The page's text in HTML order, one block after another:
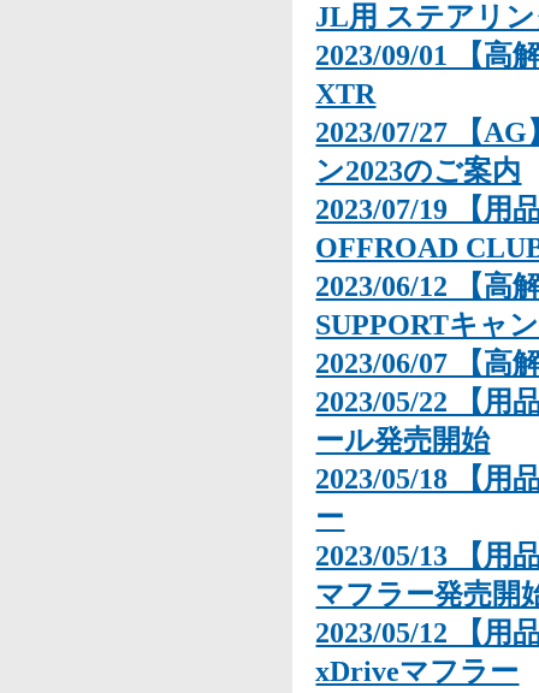
JL用 ステアリ
2023/09/01 【高
XTR
2023/07/27 【
ン2023のご案内
2023/07/19 【
OFFROAD
2023/06/12 【高
SUPPORTキャ
2023/06/07 【高
2023/05/22 【用
ール発売開始
2023/05/18 【用
ー
2023/05/13 【用
マフラー発売開
2023/05/12 【用
xDriveマフラー